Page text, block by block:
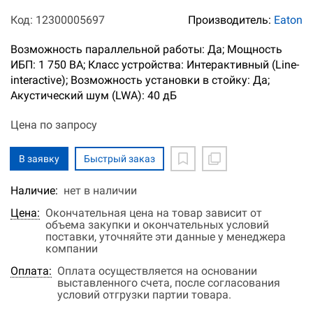
Код: 12300005697 Производитель: Eaton
Возможность параллельной работы: Да; Мощность
ИБП: 1 750 ВА; Класс устройства: Интерактивный (Line-
interactive); Возможность установки в стойку: Да;
Акустический шум (LWA): 40 дБ
Цена по запросу
В заявку Быстрый заказ
Наличие: нет в наличии
Цена: Окончательная цена на товар зависит от
объема закупки и окончательных условий
поставки, уточняйте эти данные у менеджера
компании
Оплата: Оплата осуществляется на основании
выставленного счета, после согласования
условий отгрузки партии товара.